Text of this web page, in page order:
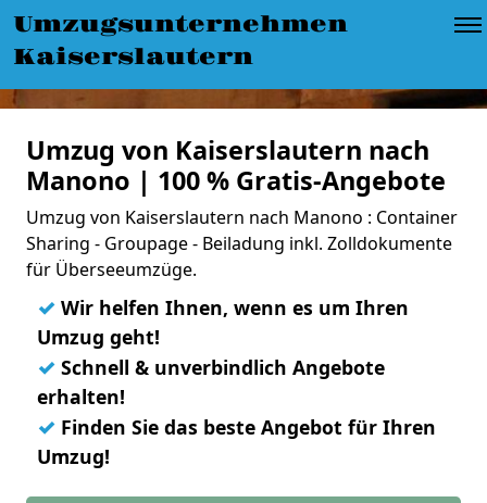
Umzugsunternehmen
Kaiserslautern
Umzug von Kaiserslautern nach
Manono | 100 % Gratis-Angebote
Umzug von Kaiserslautern nach Manono : Container
Sharing - Groupage - Beiladung inkl. Zolldokumente
für Überseeumzüge.
✓ Wir helfen Ihnen, wenn es um Ihren
Umzug geht!
✓ Schnell & unverbindlich Angebote
erhalten!
✓ Finden Sie das beste Angebot für Ihren
Umzug!